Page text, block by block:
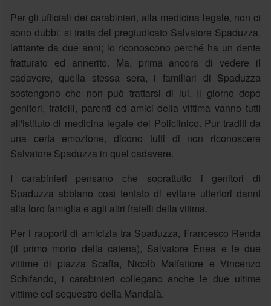
Per gli ufficiali dei carabinieri, alla medicina legale, non ci
sono dubbi: si tratta del pregiudicato Salvatore Spaduzza,
latitante da due anni; lo riconoscono perché ha un dente
fratturato ed annerito. Ma, prima ancora di vedere il
cadavere, quella stessa sera, i familiari di Spaduzza
sostengono che non può trattarsi di lui. Il giorno dopo
genitori, fratelli, parenti ed amici della vittima vanno tutti
all'istituto di medicina legale del Policlinico. Pur traditi da
una certa emozione, dicono tutti di non riconoscere
Salvatore Spaduzza in quel cadavere.
I carabinieri pensano che soprattutto i genitori di
Spaduzza abbiano così tentato di evitare ulteriori danni
alla loro famiglia e agli altri fratelli della vitima.
Per i rapporti di amicizia tra Spaduzza, Francesco Renda
(il primo morto della catena), Salvatore Enea e le due
vittime di piazza Scaffa, Nicolò Malfattore e Vincenzo
Schifando, i carabinieri collegano anche le due ultime
vittime col sequestro della Mandalà.